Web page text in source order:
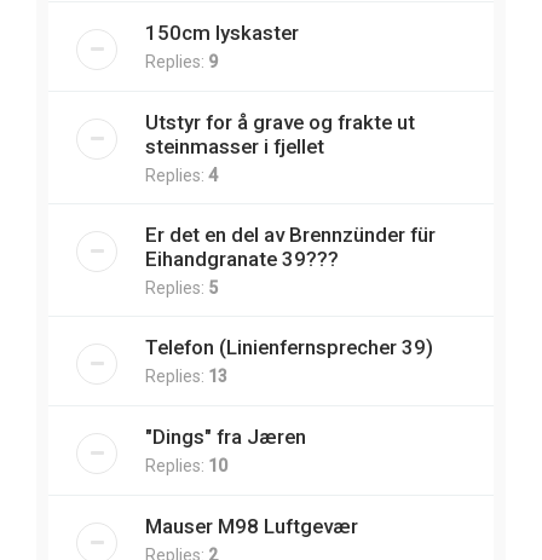
150cm lyskaster
Replies: 9
Utstyr for å grave og frakte ut
steinmasser i fjellet
Replies: 4
Er det en del av Brennzünder für
Eihandgranate 39???
Replies: 5
Telefon (Linienfernsprecher 39)
Replies: 13
"Dings" fra Jæren
Replies: 10
Mauser M98 Luftgevær
Replies: 2